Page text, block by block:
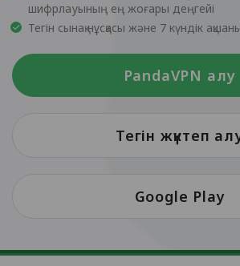
шифрлауының ең жоғары деңгейі
Тегін сынақ нұсқасы және 7 күндік
PandaVPN алу
Тегін жүктеп
Google Play